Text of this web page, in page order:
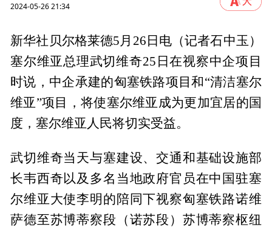
2024-05-26 21:34
新华社贝尔格莱德5月26日电（记者石中玉）
塞尔维亚总理武切维奇25日在视察中企项目
时说，中企承建的匈塞铁路项目和“清洁塞尔
维亚”项目，将使塞尔维亚成为更加宜居的国
度，塞尔维亚人民将切实受益。
武切维奇当天与塞建设、交通和基础设施部
长韦西奇以及多名当地政府官员在中国驻塞
尔维亚大使李明的陪同下视察匈塞铁路诺维
萨德至苏博蒂察段（诺苏段）苏博蒂察枢纽